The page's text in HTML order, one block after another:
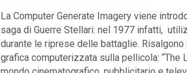
La Computer Generate Imagery viene
saga di Guerre Stellari: nel 1977 infatti,
durante le riprese delle battaglie.
grafica computerizzata sulla pellicola: “The